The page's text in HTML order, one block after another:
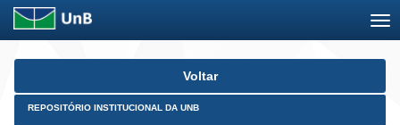
Skip
Voltar
REPOSITÓRIO INSTITUCIONAL DA UNB